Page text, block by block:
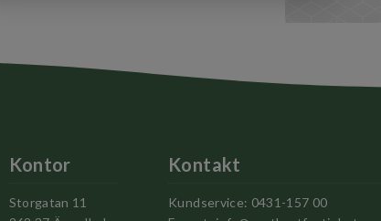
Kontor
Storgatan 11
Kontakt
Kundservice: 0431-157 00